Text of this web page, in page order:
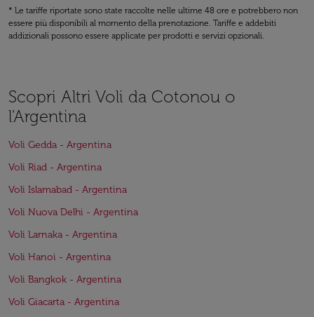
* Le tariffe riportate sono state raccolte nelle ultime 48 ore e potrebbero non
essere più disponibili al momento della prenotazione. Tariffe e addebiti
addizionali possono essere applicate per prodotti e servizi opzionali.
Scopri Altri Voli da Cotonou o
l'Argentina
Voli Gedda - Argentina
Voli Riad - Argentina
Voli Islamabad - Argentina
Voli Nuova Delhi - Argentina
Voli Larnaka - Argentina
Voli Hanoi - Argentina
Voli Bangkok - Argentina
Voli Giacarta - Argentina